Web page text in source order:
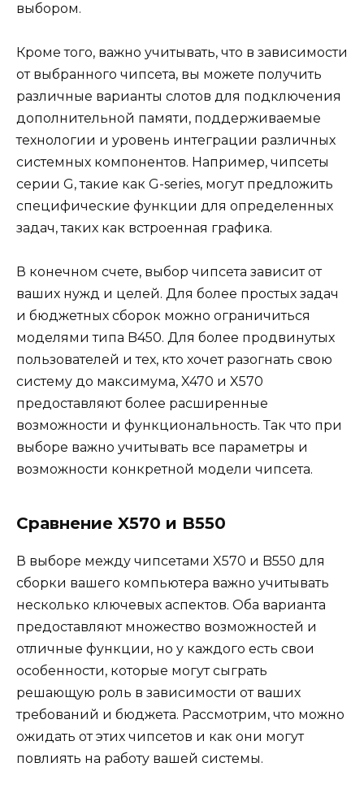
выбором.
Кроме того, важно учитывать, что в зависимости
от выбранного чипсета, вы можете получить
различные варианты слотов для подключения
дополнительной памяти, поддерживаемые
технологии и уровень интеграции различных
системных компонентов. Например, чипсеты
серии G, такие как G-series, могут предложить
специфические функции для определенных
задач, таких как встроенная графика.
В конечном счете, выбор чипсета зависит от
ваших нужд и целей. Для более простых задач
и бюджетных сборок можно ограничиться
моделями типа B450. Для более продвинутых
пользователей и тех, кто хочет разогнать свою
систему до максимума, X470 и X570
предоставляют более расширенные
возможности и функциональность. Так что при
выборе важно учитывать все параметры и
возможности конкретной модели чипсета.
Сравнение X570 и B550
В выборе между чипсетами X570 и B550 для
сборки вашего компьютера важно учитывать
несколько ключевых аспектов. Оба варианта
предоставляют множество возможностей и
отличные функции, но у каждого есть свои
особенности, которые могут сыграть
решающую роль в зависимости от ваших
требований и бюджета. Рассмотрим, что можно
ожидать от этих чипсетов и как они могут
повлиять на работу вашей системы.